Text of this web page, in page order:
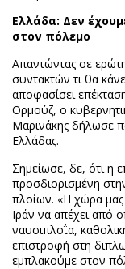
Ελλάδα: Δεν
στον πόλεμο
Απαντώντας σε
συντακτών τι θα
αποφασίσει
Ορμούζ, ο
Μαρινάκης δήλωσε
Ελλάδας.
Σημείωσε, δε, ότι η
προσδιορισμένη
πλοίων. «Η χώρα μας
Ιράν να απέχει από
ναυσιπλοΐα,
επιστροφή στη
εμπλακούμε στον